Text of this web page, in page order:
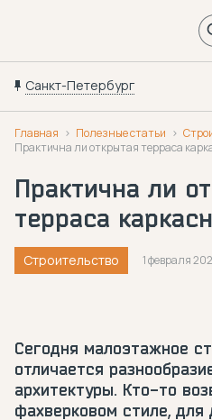
Санкт-Петербург
Главная Полезные статьи
Практична ли открытая терраса
Практична ли
терраса
Строительство 1 февраля
Сегодня малоэтажное
отличается
архитектуры. Кто-то
фахверковом стиле, для